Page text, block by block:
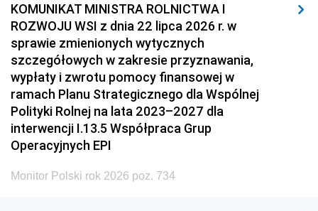
KOMUNIKAT MINISTRA ROLNICTWA I
ROZWOJU WSI z dnia 22 lipca 2026 r. w
sprawie zmienionych wytycznych
szczegółowych w zakresie przyznawania,
wypłaty i zwrotu pomocy finansowej w
ramach Planu Strategicznego dla Wspólnej
Polityki Rolnej na lata 2023–2027 dla
interwencji I.13.5 Współpraca Grup
Operacyjnych EPI
Monitor Polski rok 2026 poz. 734